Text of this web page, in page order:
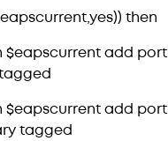
then
$eapscurrent add port
$eapscurrent add port
tagged